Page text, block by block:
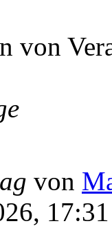
von
von
17:31